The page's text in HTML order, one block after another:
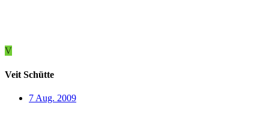
V
Veit Schütte
7 Aug. 2009